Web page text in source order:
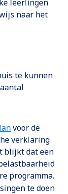
leerlingen
naar het
te kunnen
Opent in een
voor de
verklaring
blijkt dat een
programma.
te doen